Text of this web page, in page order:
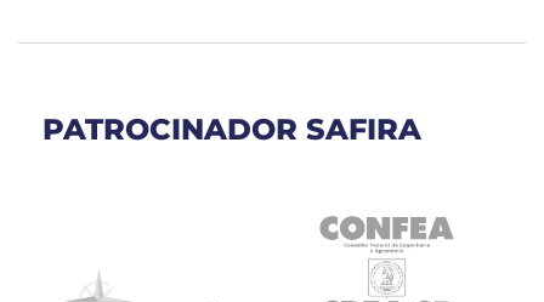
PATROCINADOR SAFIRA